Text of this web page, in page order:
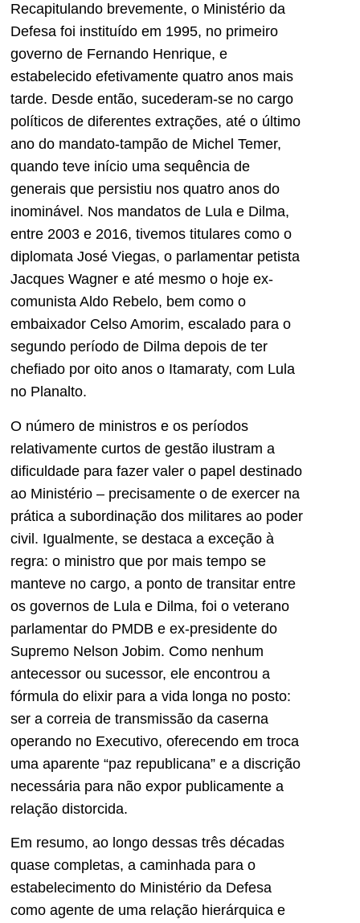
Recapitulando brevemente, o Ministério da
Defesa foi instituído em 1995, no primeiro
governo de Fernando Henrique, e
estabelecido efetivamente quatro anos mais
tarde. Desde então, sucederam-se no cargo
políticos de diferentes extrações, até o último
ano do mandato-tampão de Michel Temer,
quando teve início uma sequência de
generais que persistiu nos quatro anos do
inominável. Nos mandatos de Lula e Dilma,
entre 2003 e 2016, tivemos titulares como o
diplomata José Viegas, o parlamentar petista
Jacques Wagner e até mesmo o hoje ex-
comunista Aldo Rebelo, bem como o
embaixador Celso Amorim, escalado para o
segundo período de Dilma depois de ter
chefiado por oito anos o Itamaraty, com Lula
no Planalto.
O número de ministros e os períodos
relativamente curtos de gestão ilustram a
dificuldade para fazer valer o papel destinado
ao Ministério – precisamente o de exercer na
prática a subordinação dos militares ao poder
civil. Igualmente, se destaca a exceção à
regra: o ministro que por mais tempo se
manteve no cargo, a ponto de transitar entre
os governos de Lula e Dilma, foi o veterano
parlamentar do PMDB e ex-presidente do
Supremo Nelson Jobim. Como nenhum
antecessor ou sucessor, ele encontrou a
fórmula do elixir para a vida longa no posto:
ser a correia de transmissão da caserna
operando no Executivo, oferecendo em troca
uma aparente “paz republicana” e a discrição
necessária para não expor publicamente a
relação distorcida.
Em resumo, ao longo dessas três décadas
quase completas, a caminhada para o
estabelecimento do Ministério da Defesa
como agente de uma relação hierárquica e